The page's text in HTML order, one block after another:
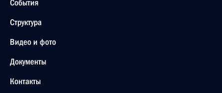
События
Структура
Видео и фото
Документы
Контакты